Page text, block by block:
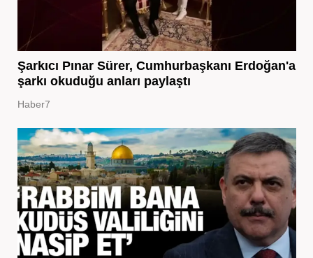
Şarkıcı Pınar Sürer, Cumhurbaşkanı Erdoğan'a
şarkı okuduğu anları paylaştı
Haber7